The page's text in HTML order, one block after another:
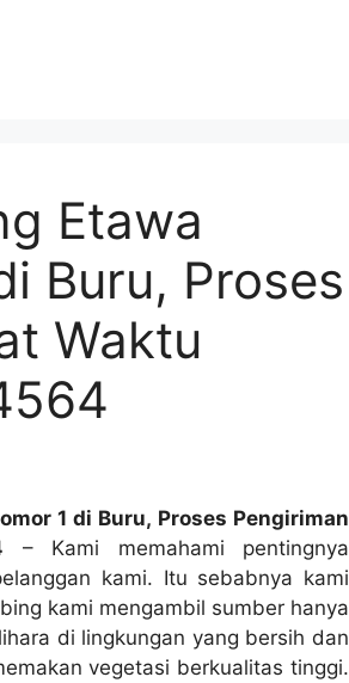
Etawa
Buru, Proses
Waktu
1 di Buru, Proses Pengiriman
– Kami memahami pentingnya
kami. Itu sebabnya kami
kami mengambil sumber hanya
di lingkungan yang bersih dan
vegetasi berkualitas tinggi.